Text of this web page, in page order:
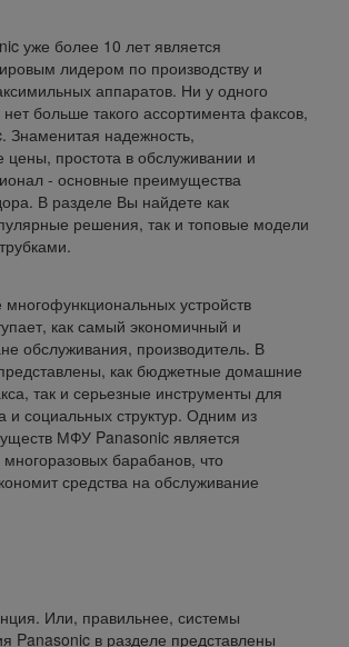
уже более 10 лет является
лидером по производству и
аппаратов. Ни у одного
больше такого ассортимента факсов,
Знаменитая надежность,
цены, простота в обслуживании и
- основные преимущества
В разделе Вы найдете как
решения, так и топовые модели
устройств
как самый экономичный и
обслуживания, производитель. В
как бюджетные домашние
так и серьезные инструменты для
и социальных структур. Одним из
МФУ Panasonic является
барабанов, что
средства на обслуживание
Или, правильнее, системы
Panasonic в разделе представлены